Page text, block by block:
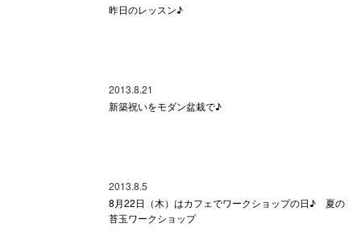
昨日のレッスン♪
2013.8.21
新築祝いをモダン盆栽で♪
2013.8.5
8月22日（木）はカフェでワークショップの日♪ 夏の
苔玉ワークショップ